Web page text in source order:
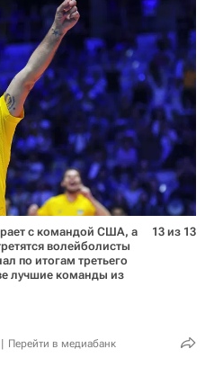
с командой США, а
волейболисты
по итогам третьего
лучшие команды из
Перейти в медиабанк
13 из 13